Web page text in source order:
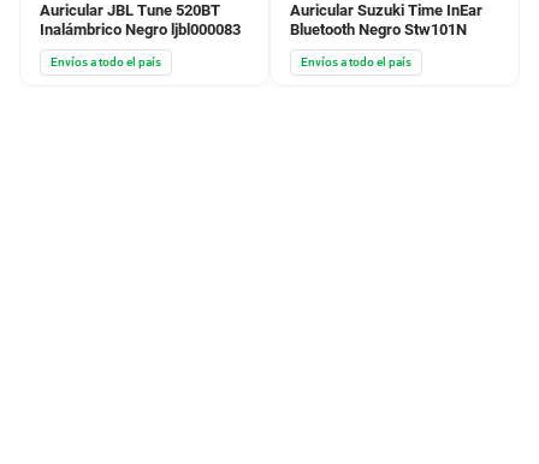
Auricular JBL Tune 520BT
Inalámbrico Negro ljbl000083
Envíos a todo el país
Auricular Suzuki Time InEar
Bluetooth Negro Stw101N
Envíos a todo el país